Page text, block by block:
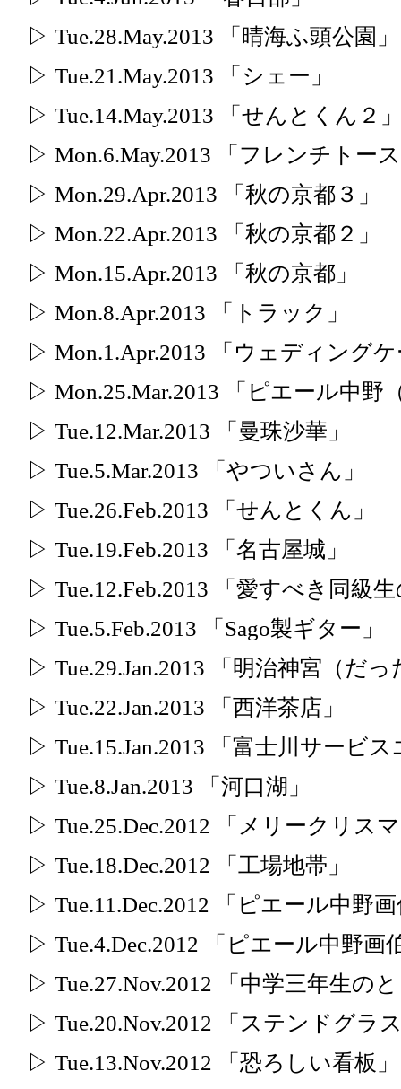
▷ Tue.28.May.2013 「晴海ふ頭公園」
▷ Tue.21.May.2013 「シェー」
▷ Tue.14.May.2013 「せんとくん２
▷ Mon.6.May.2013 「フレンチトー
▷ Mon.29.Apr.2013 「秋の京都３」
▷ Mon.22.Apr.2013 「秋の京都２」
▷ Mon.15.Apr.2013 「秋の京都」
▷ Mon.8.Apr.2013 「トラック」
▷ Mon.1.Apr.2013 「ウェディング
▷ Mon.25.Mar.2013 「ピエール中野
▷ Tue.12.Mar.2013 「曼珠沙華」
▷ Tue.5.Mar.2013 「やついさん」
▷ Tue.26.Feb.2013 「せんとくん」
▷ Tue.19.Feb.2013 「名古屋城」
▷ Tue.12.Feb.2013 「愛すべき同級
▷ Tue.5.Feb.2013 「Sago製ギター」
▷ Tue.29.Jan.2013 「明治神宮（だ
▷ Tue.22.Jan.2013 「西洋茶店」
▷ Tue.15.Jan.2013 「富士川サービ
▷ Tue.8.Jan.2013 「河口湖」
▷ Tue.25.Dec.2012 「メリークリス
▷ Tue.18.Dec.2012 「工場地帯」
▷ Tue.11.Dec.2012 「ピエール中野
▷ Tue.4.Dec.2012 「ピエール中野画
▷ Tue.27.Nov.2012 「中学三年生の
▷ Tue.20.Nov.2012 「ステンドグラ
▷ Tue.13.Nov.2012 「恐ろしい看板」